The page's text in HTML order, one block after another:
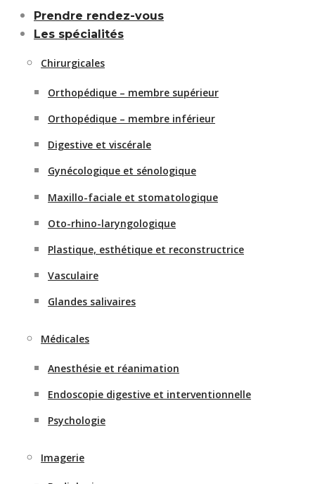
Prendre rendez-vous
Les spécialités
Chirurgicales
Orthopédique – membre supérieur
Orthopédique – membre inférieur
Digestive et viscérale
Gynécologique et sénologique
Maxillo-faciale et stomatologique
Oto-rhino-laryngologique
Plastique, esthétique et reconstructrice
Vasculaire
Glandes salivaires
Médicales
Anesthésie et réanimation
Endoscopie digestive et interventionnelle
Psychologie
Imagerie